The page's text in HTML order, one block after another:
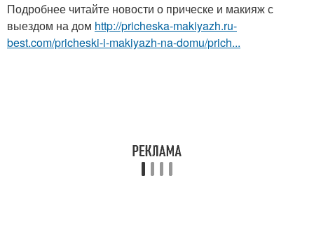
Подробнее читайте новости о прическе и макияж с
выездом на дом http://pricheska-makiyazh.ru-
best.com/pricheski-i-makiyazh-na-domu/prich...